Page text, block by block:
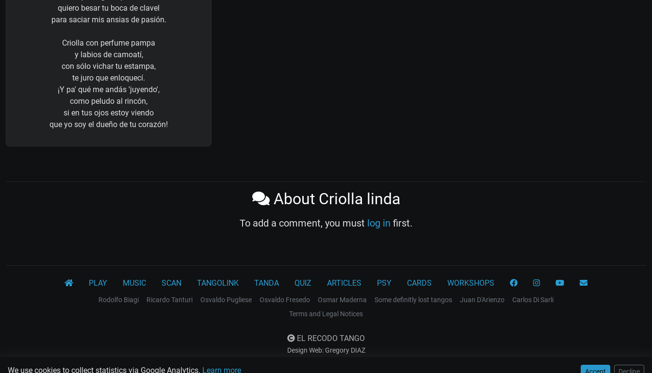
We use cookies to collect statistics via Google Analytics. Learn more
quiero besar tu boca de clavel
para saciar mis ansias de pasión.
Criolla con perfume pampa
y labios de camoatí,
con sólo vichar tu estampa,
te juro que enloquecí.
¡Y pa' qué me andás 'juyendo',
como peludo al rincón,
si en tus ojos estoy viendo
que yo soy el dueño de tu corazón!
About Criolla linda
To add a comment, you must log in first.
PLAY MUSIC SCAN TANGOLINK TANDA QUIZ ARTICLES PSY CARDS WORKSHOPS
Rodolfo Biagi Ricardo Tanturi Osvaldo Pugliese Osvaldo Fresedo Osmar Maderna Some definitly lost tangos Juan D'Arienzo
Carlos Di Sarli
Terms and Legal Notices
EL RECODO TANGO
Design Web: Gregory DIAZ